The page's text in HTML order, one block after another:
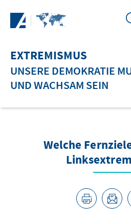
EXTREMISMUS
UNSERE DEMOKRATIE
UND WACHSAM SEIN
Welche